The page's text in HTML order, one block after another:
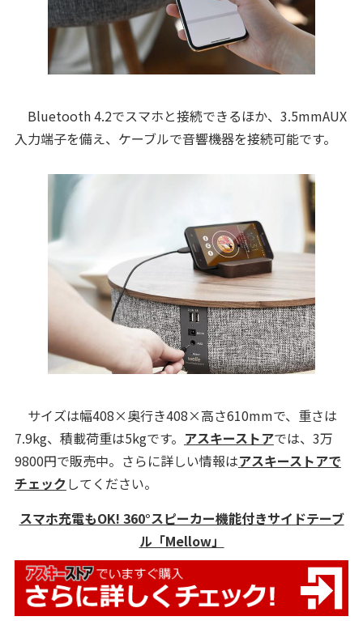
Bluetooth 4.2でスマホと接続できるほか、3.5mmAUX
入力端子を備え、ケーブルで音響機器を接続可能です。
サイズは幅408×奥行き408×高さ610mmで、重さは
7.9kg、積載荷重は5kgです。 アスキーストアでは、3万
9800円で販売中。さらに詳しい情報はアスキーストアで
チェックしてください。
スマホ充電もOK! 360°スピーカー機能付きサイドテーブ
ル「Mellow」